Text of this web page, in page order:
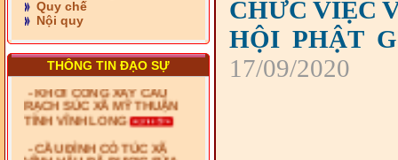
Quy chế
Nội quy
THÔNG TIN ĐẠO SỰ
căn nhà Đại đoàn kết
- KHỞI CÔNG XÂY CẦU
RẠCH SÚC XÃ MỸ THUẬN
- CẦU ĐÌNH CỎ TÚC XÃ
VĨNH HẬU ĐÃ ĐƯỢC SỬA
CHỮA
CHỨC VIỆC
HỘI PHẬT
17/09/2020